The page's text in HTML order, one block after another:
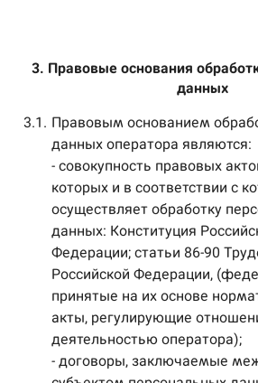
3. Правовые основания
данных
3.1. Правовым основанием
данных оператора являются:
- совокупность правовых
которых и в соответствии с
осуществляет обработку
данных: Конституция
Федерации; статьи 86-90
Российской Федерации,
принятые на их основе
акты, регулирующие
деятельностью оператора);
- договоры, заключаемые